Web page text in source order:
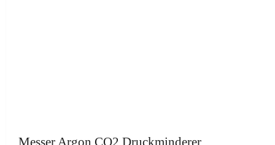
Messer Argon CO2 Druckminderer